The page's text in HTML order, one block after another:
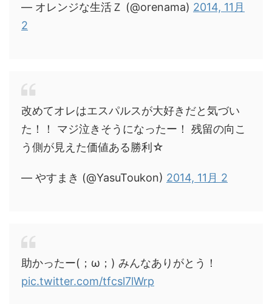
— オレンジな生活Ｚ (@orenama) 2014, 11月
2
改めてオレはエスパルスが大好きだと気づい
た！！ マジ泣きそうになったー！ 残留の向こ
う側が見えた価値ある勝利☆
— やすまき (@YasuToukon) 2014, 11月 2
助かったー(；ω；) みんなありがとう！
pic.twitter.com/tfcsl7lWrp